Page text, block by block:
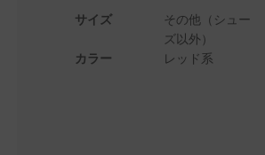
サイズ
カラー
その他（シュー
ズ以外）
レッド系